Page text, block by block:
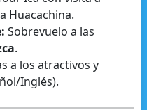
Huacachina.
Sobrevuelo a las
.
a los atractivos y
Inglés).